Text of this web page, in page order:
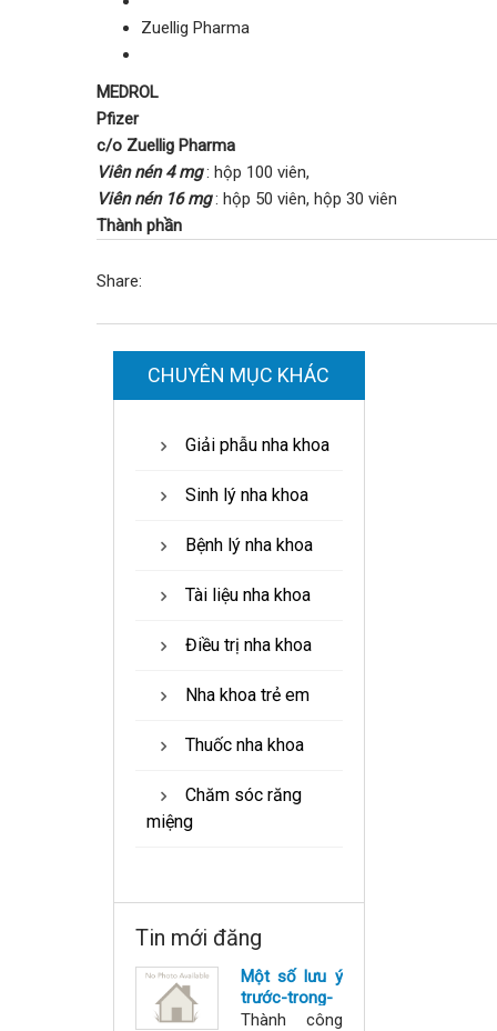
Zuellig Pharma
MEDROL
Pfizer
c/o Zuellig Pharma
Viên nén 4 mg: hộp 100 viên,
Viên nén 16 mg: hộp 50 viên, hộp 30 viên
Thành phần
Share:
CHUYÊN MỤC KHÁC
Giải phẫu nha khoa
Sinh lý nha khoa
Bệnh lý nha khoa
Tài liệu nha khoa
Điều trị nha khoa
Nha khoa trẻ em
Thuốc nha khoa
Chăm sóc răng
miệng
Tin mới đăng
Một số lưu ý
trước-trong-
sau làm răng
Thành công